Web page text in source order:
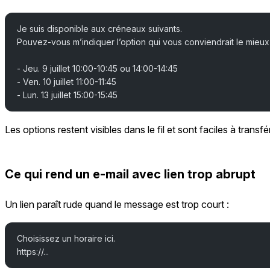
Je suis disponible aux créneaux suivants.
Pouvez-vous m’indiquer l’option qui vous conviendrait le mieux
- Jeu. 9 juillet 10:00-10:45 ou 14:00-14:45
- Ven. 10 juillet 11:00-11:45
- Lun. 13 juillet 15:00-15:45
Les options restent visibles dans le fil et sont faciles à
Ce qui rend un e-mail avec lien trop abrupt
Un lien paraît rude quand le message est trop court :
Choisissez un horaire ici.
https://...